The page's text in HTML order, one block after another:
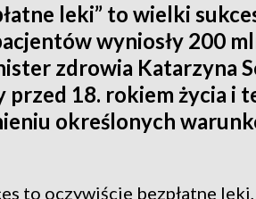
leki” to wielki
wyniosły 200
zdrowia Katarzyna
przed 18. rokiem życia i
określonych
to oczywiście bezpłatne leki,